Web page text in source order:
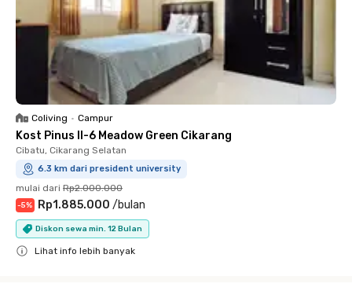
Coliving • Campur
Kost Pinus II-6 Meadow Green Cikarang
Cibatu, Cikarang Selatan
6.3 km dari president university
mulai dari Rp2.000.000
-5% Rp1.885.000 /bulan
Diskon sewa min. 12 Bulan
Lihat info lebih banyak